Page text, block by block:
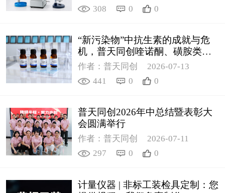
308
0 0
“新污染物”中抗生素的成就与危
机，普天同创喹诺酮、磺胺类质
控新品筑牢环境安全防线
作者：普天同创
2026-07-13
441
0 0
普天同创2026年中总结暨表彰大
会圆满举行
作者：普天同创
2026-07-11
297
0 0
计量仪器 | 非标工装检具定制：您